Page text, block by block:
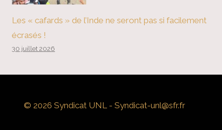
Les « cafards » de l’Inde ne seront pas si facilement
écrasés !
30 juillet 2026
© 2026 Syndicat UNL - Syndicat-unl@sfr.fr